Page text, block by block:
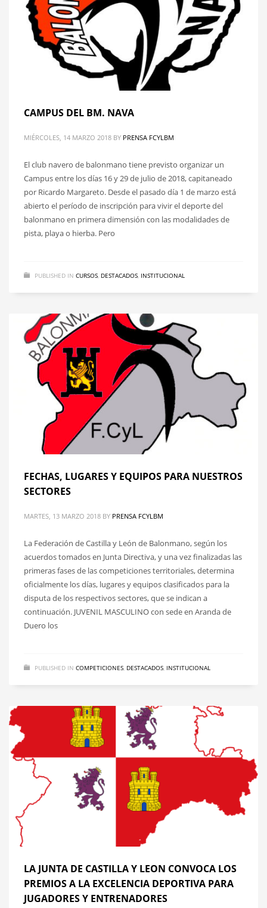
CAMPUS DEL BM. NAVA
MIÉRCOLES, 14 MARZO 2018 BY PRENSA FCYLBM
El club navero de balonmano tiene previsto organizar un
Campus entre los días 16 y 29 de julio de 2018, capitaneado
por Ricardo Margareto. Desde el pasado día 1 de marzo está
abierto el período de inscripción para vivir el deporte del
balonmano en primera dimensión con las modalidades de
pista, playa o hierba. Pero
PUBLISHED IN CURSOS DESTACADOS INSTITUCIONAL
FECHAS, LUGARES Y EQUIPOS PARA NUESTROS
SECTORES
MARTES, 13 MARZO 2018 BY PRENSA FCYLBM
La Federación de Castilla y León de Balonmano, según los
acuerdos tomados en Junta Directiva, y una vez finalizadas las
primeras fases de las competiciones territoriales, determina
oficialmente los días, lugares y equipos clasificados para la
disputa de los respectivos sectores, que se indican a
continuación. JUVENIL MASCULINO con sede en Aranda de
Duero los
PUBLISHED IN COMPETICIONES DESTACADOS INSTITUCIONAL
LA JUNTA DE CASTILLA Y LEON CONVOCA LOS
PREMIOS A LA EXCELENCIA DEPORTIVA PARA
JUGADORES Y ENTRENADORES